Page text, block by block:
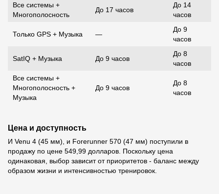
Все системы +
Многополосность
До 17 часов
До 14
часов
Только GPS + Музыка —
До 9
часов
SatIQ + Музыка До 9 часов
До 8
часов
Все системы +
Многополосность +
Музыка
До 9 часов
До 8
часов
Цена и доступность
И Venu 4 (45 мм), и Forerunner 570 (47 мм) поступили в
продажу по цене 549,99 долларов. Поскольку цена
одинаковая, выбор зависит от приоритетов - баланс между
образом жизни и интенсивностью тренировок.